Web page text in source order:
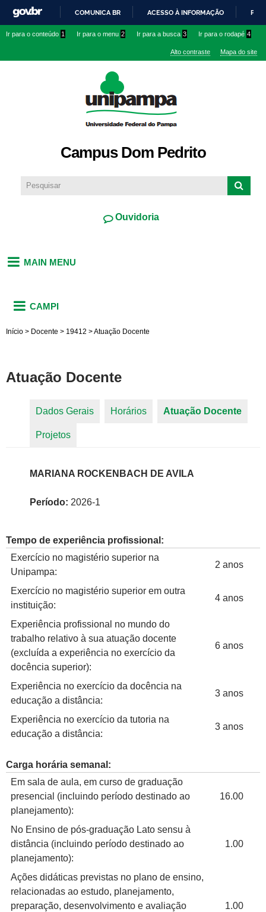
conteúdo
IR
O
COMUNICA BR ACESSO À INFORMAÇÃO
Ir para o conteúdo 1 Ir para o menu 2 Ir para a busca 3 Ir para o rodapé 4
Alto contraste Mapa do site
Campus Dom Pedrito
Ouvidoria
MAIN MENU
CAMPI
Início > Docente > 19412 >Atuação Docente
Atuação Docente
Dados Gerais Horários Atuação Docente
Projetos
MARIANA ROCKENBACH DE AVILA
Período: 2026-1
Tempo de experiência profissional:
Exercício no magistério superior na
Unipampa:
2 anos
Exercício no magistério superior em outra
instituição:
4 anos
Experiência profissional no mundo do
trabalho relativo à sua atuação docente
(excluída a experiência no exercício da
docência superior):
6 anos
Experiência no exercício da docência na
educação a distância:
3 anos
Experiência no exercício da tutoria na
educação a distância:
3 anos
Carga horária semanal:
Em sala de aula, em curso de graduação
presencial (incluindo período destinado ao
planejamento):
16.00
No Ensino de pós-graduação Lato sensu à
distância (incluindo período destinado ao
planejamento):
1.00
Ações didáticas previstas no plano de ensino,
relacionadas ao estudo, planejamento,
preparação, desenvolvimento e avaliação
1.00